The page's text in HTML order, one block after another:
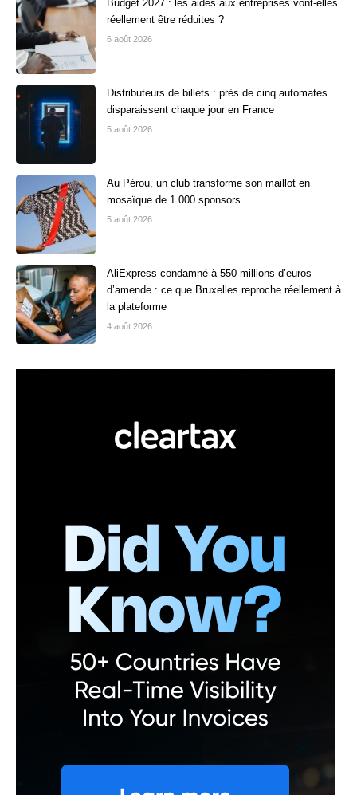
Budget 2027 : les aides aux entreprises vont-elles
réellement être réduites ?
6 août 2026
Distributeurs de billets : près de cinq automates
disparaissent chaque jour en France
5 août 2026
Au Pérou, un club transforme son maillot en
mosaïque de 1 000 sponsors
5 août 2026
AliExpress condamné à 550 millions d’euros
d’amende : ce que Bruxelles reproche réellement à
la plateforme
4 août 2026